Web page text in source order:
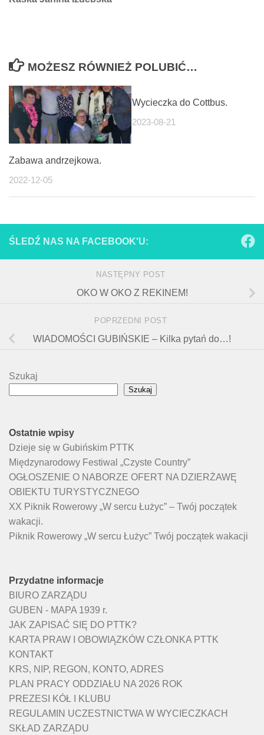
MOŻESZ RÓWNIEŻ POLUBIĆ…
Zabawa andrzejkowa.
2022-12-05
Wycieczka do Cottbus.
2023-08-21
ŚLEDŹ NAS NA FACEBOOK'U:
NASTĘPNY POST
OKO W OKO Z REKINEM!
POPRZEDNI POST
WIADOMOŚCI GUBIŃSKIE – Kilka pytań do…!
Szukaj
Szukaj
Ostatnie wpisy
Dzieje się w Gubińskim PTTK
Międzynarodowy Festiwal „Czyste Country”
OGŁOSZENIE O NABORZE OFERT NA DZIERŻAWĘ
OBIEKTU TURYSTYCZNEGO
XX Piknik Rowerowy „W sercu Łużyc” – Twój początek
wakacji.
Piknik Rowerowy „W sercu Łużyc” Twój początek wakacji
Przydatne informacje
BIURO ZARZĄDU
GUBEN - MAPA 1939 r.
JAK ZAPISAĆ SIĘ DO PTTK?
KARTA PRAW I OBOWIĄZKÓW CZŁONKA PTTK
KONTAKT
KRS, NIP, REGON, KONTO, ADRES
PLAN PRACY ODDZIAŁU NA 2026 ROK
PREZESI KÓŁ I KLUBU
REGULAMIN UCZESTNICTWA W WYCIECZKACH
SKŁAD ZARZĄDU